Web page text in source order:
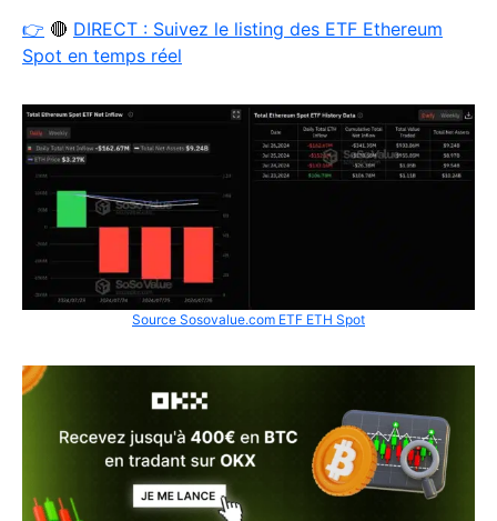
👉 🔴 DIRECT : Suivez le listing des ETF Ethereum
Spot en temps réel
Source Sosovalue.com ETF ETH Spot